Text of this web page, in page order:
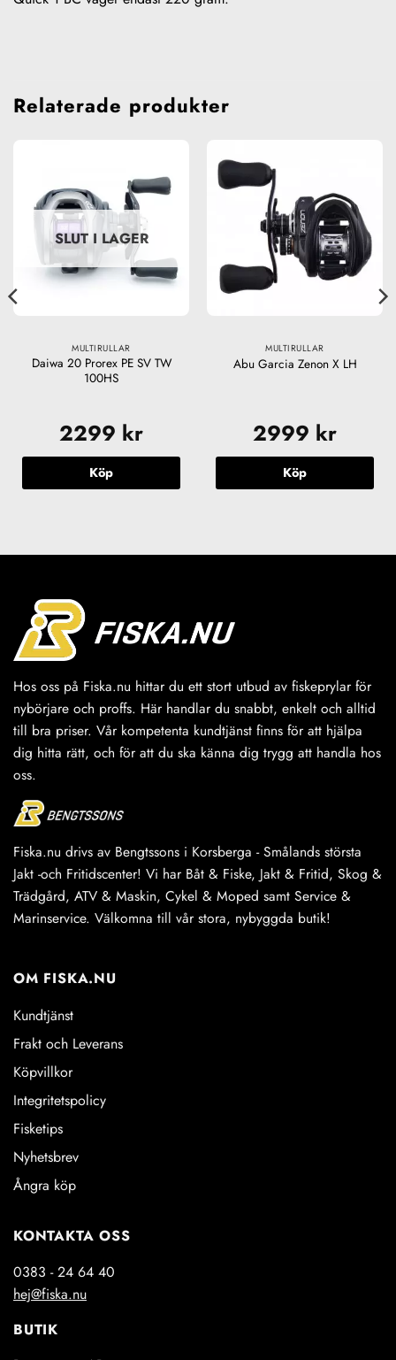
Relaterade produkter
SLUT I LAGER
MULTIRULLAR
Daiwa 20 Prorex PE SV TW
100HS
2299 kr
Köp
MULTIRULLAR
Abu Garcia Zenon X LH
2999 kr
Köp
Hos oss på Fiska.nu hittar du ett stort utbud av fiskeprylar för
nybörjare och proffs. Här handlar du snabbt, enkelt och alltid
till bra priser. Vår kompetenta kundtjänst finns för att hjälpa
dig hitta rätt, och för att du ska känna dig trygg att handla hos
oss.
Fiska.nu drivs av Bengtssons i Korsberga - Smålands största
Jakt -och Fritidscenter! Vi har Båt & Fiske, Jakt & Fritid, Skog &
Trädgård, ATV & Maskin, Cykel & Moped samt Service &
Marinservice. Välkomna till vår stora, nybyggda butik!
OM FISKA.NU
Kundtjänst
Frakt och Leverans
Köpvillkor
Integritetspolicy
Fisketips
Nyhetsbrev
Ångra köp
KONTAKTA OSS
0383 - 24 64 40
hej@fiska.nu
BUTIK